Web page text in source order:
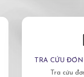
TRA CỨU
Tra cứu